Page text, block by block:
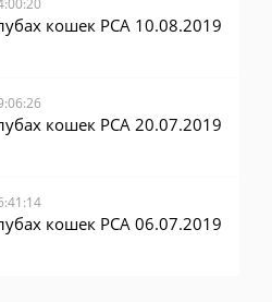
кошек PCA 10.08.2019
кошек PCA 20.07.2019
кошек PCA 06.07.2019